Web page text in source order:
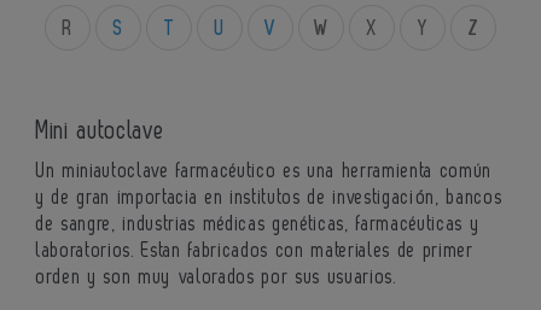
R S U V W X Y Z
Mini autoclave
Un miniautoclave farmacéutico es una herramienta común
y de gran importacia en institutos de investigación, bancos
de sangre, industrias médicas genéticas, farmacéuticas y
laboratorios. Estan fabricados con materiales de primer
orden y son muy valorados por sus usuarios.